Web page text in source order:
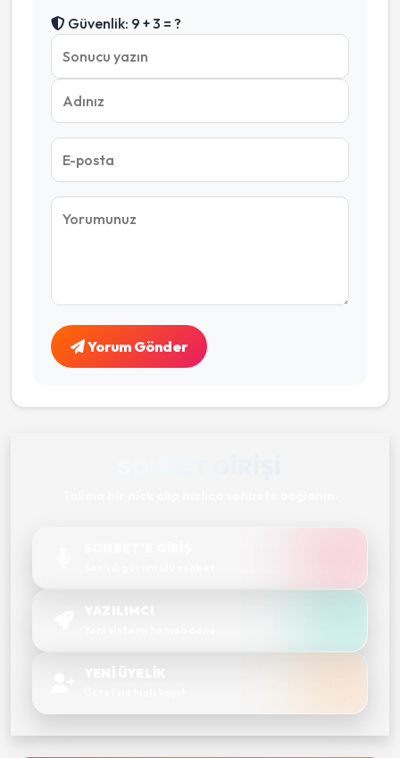
Güvenlik: 9 + 3 = ?
Yorum Gönder